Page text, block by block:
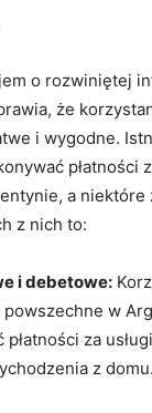
o rozwiniętej
że
i wygodne.
płatności
a niektóre
z nich to:
i debetowe:
powszechne w
płatności za
z domu.